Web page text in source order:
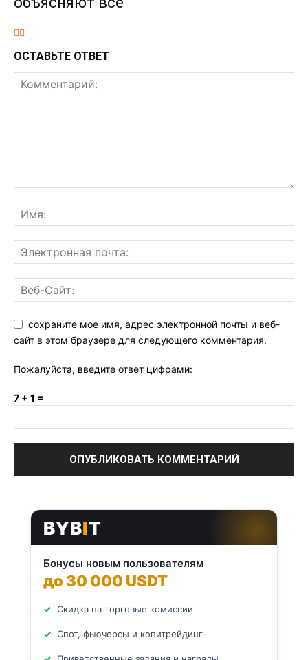
ОСТАВЬТЕ ОТВЕТ
сохраните мое имя, адрес электронной почты и веб-
сайт в этом браузере для следующего комментария.
Пожалуйста, введите ответ цифрами:
7 + 1 =
BYBIT
Бонусы новым пользователям
до 30 000 USDT
Скидка на торговые комиссии
Спот, фьючерсы и копитрейдинг